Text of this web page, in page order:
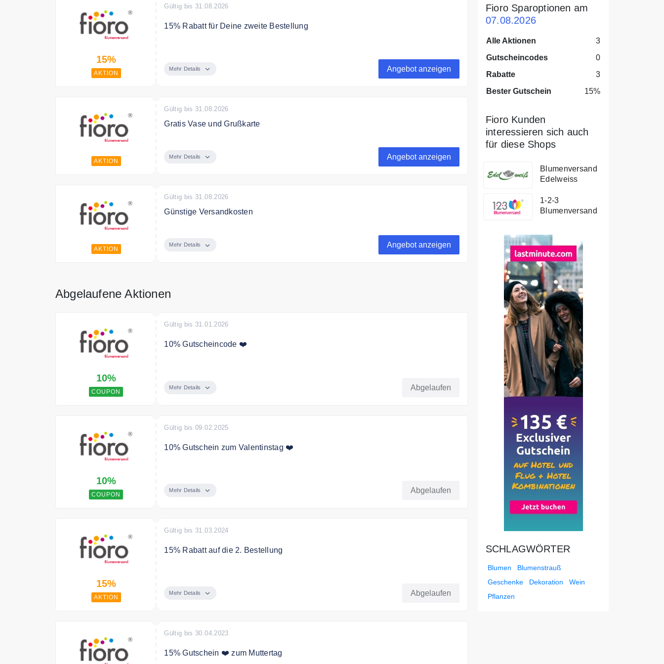
15%
AKTION
Gültig bis 31.08.2026
15% Rabatt für Deine zweite Bestellung
Mehr Details Angebot anzeigen
AKTION
Gültig bis 31.08.2026
Gratis Vase und Grußkarte
Mehr Details Angebot anzeigen
AKTION
Gültig bis 31.08.2026
Günstige Versandkosten
versenden. Dabei kannst Du aus einer Reihe verschiedenen Zustellungsarten zu
günstigen Preisen wählen. FloraPrima bietet Dir in Deutschland, Europa und
Mehr Details Angebot anzeigen
Abgelaufene Aktionen
10%
COUPON
Gültig bis 31.01.2026
10% Gutscheincode ❤️
Mehr Details Abgelaufen
10%
COUPON
Gültig bis 09.02.2025
10% Gutschein zum Valentinstag ❤️
Mehr Details Abgelaufen
15%
AKTION
Gültig bis 31.03.2024
15% Rabatt auf die 2. Bestellung
Mehr Details Abgelaufen
Gültig bis 30.04.2023
15% Gutschein ❤️ zum Muttertag
Fioro Sparoptionen am
07.08.2026
Alle Aktionen
3
Gutscheincodes
0
Rabatte
3
Bester Gutschein
15%
Fioro Kunden
interessieren sich auch
für diese Shops
Blumenversand
Edelweiss
1-2-3
Blumenversand
SCHLAGWÖRTER
Blumen
Blumenstrauß
Geschenke
Dekoration
Wein
Pflanzen